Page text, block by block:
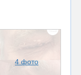
4 фото